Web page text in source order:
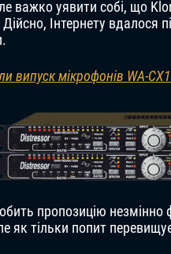
важко уявити собі, що
Інтернету вдалося
випуск мікрофонів WA-
пропозицію
як тільки попит